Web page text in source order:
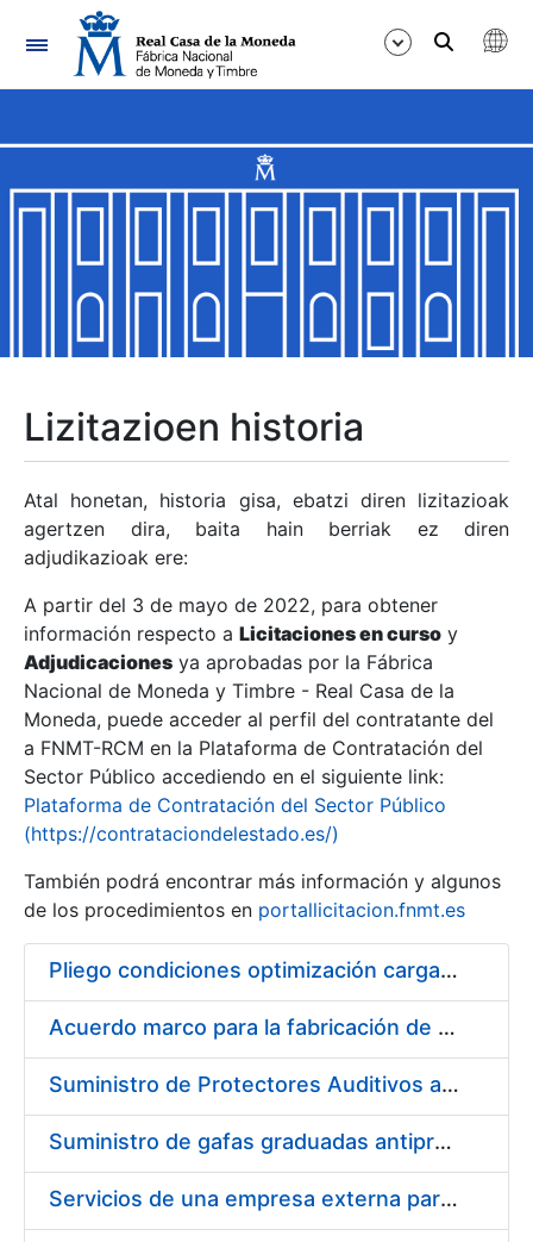
Nabigazioa
Erakutsi/Ezkutatu
Erakutsi/Ezkutatu
Erakutsi/Ezkutatu
Erakutsi/Ezkutatu
Erakutsi/Ezkutatu
Erakutsi/Ezkutatu
Erakutsi/Ezkutatu
Erakutsi/Ezkutatu
Lizitazioen historia
Atal honetan, historia gisa, ebatzi diren lizitazioak
agertzen dira, baita hain berriak ez diren
adjudikazioak ere:
A partir del 3 de mayo de 2022, para obtener
información respecto a Licitaciones en curso y
Adjudicaciones ya aprobadas por la Fábrica
Nacional de Moneda y Timbre - Real Casa de la
Moneda, puede acceder al perfil del contratante del
a FNMT-RCM en la Plataforma de Contratación del
Sector Público accediendo en el siguiente link:
Plataforma de Contratación del Sector Público
(https://contrataciondelestado.es/)
También podrá encontrar más información y algunos
de los procedimientos en portallicitacion.fnmt.es
Pliego condiciones optimización cargas compras firmado
Acuerdo marco para la fabricación de piezas
Suministro de Protectores Auditivos a medida para las personas trabajadoras de los Centros de Trabajo de Madrid y Burgos
Suministro de gafas graduadas antiproyecciones para los trabajadores de la FNMT-RCM en los centros de trabajo de Madrid y Burgos
Servicios de una empresa externa para el asesoramiento y resolución de los recursos de alzada que se presentan relacionados con procesos de selección para la FNMT-RCM